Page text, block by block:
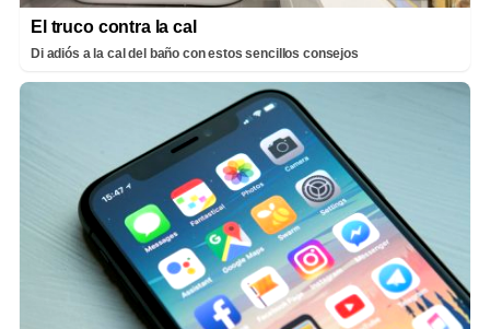
El truco contra la cal
Di adiós a la cal del baño con estos sencillos consejos